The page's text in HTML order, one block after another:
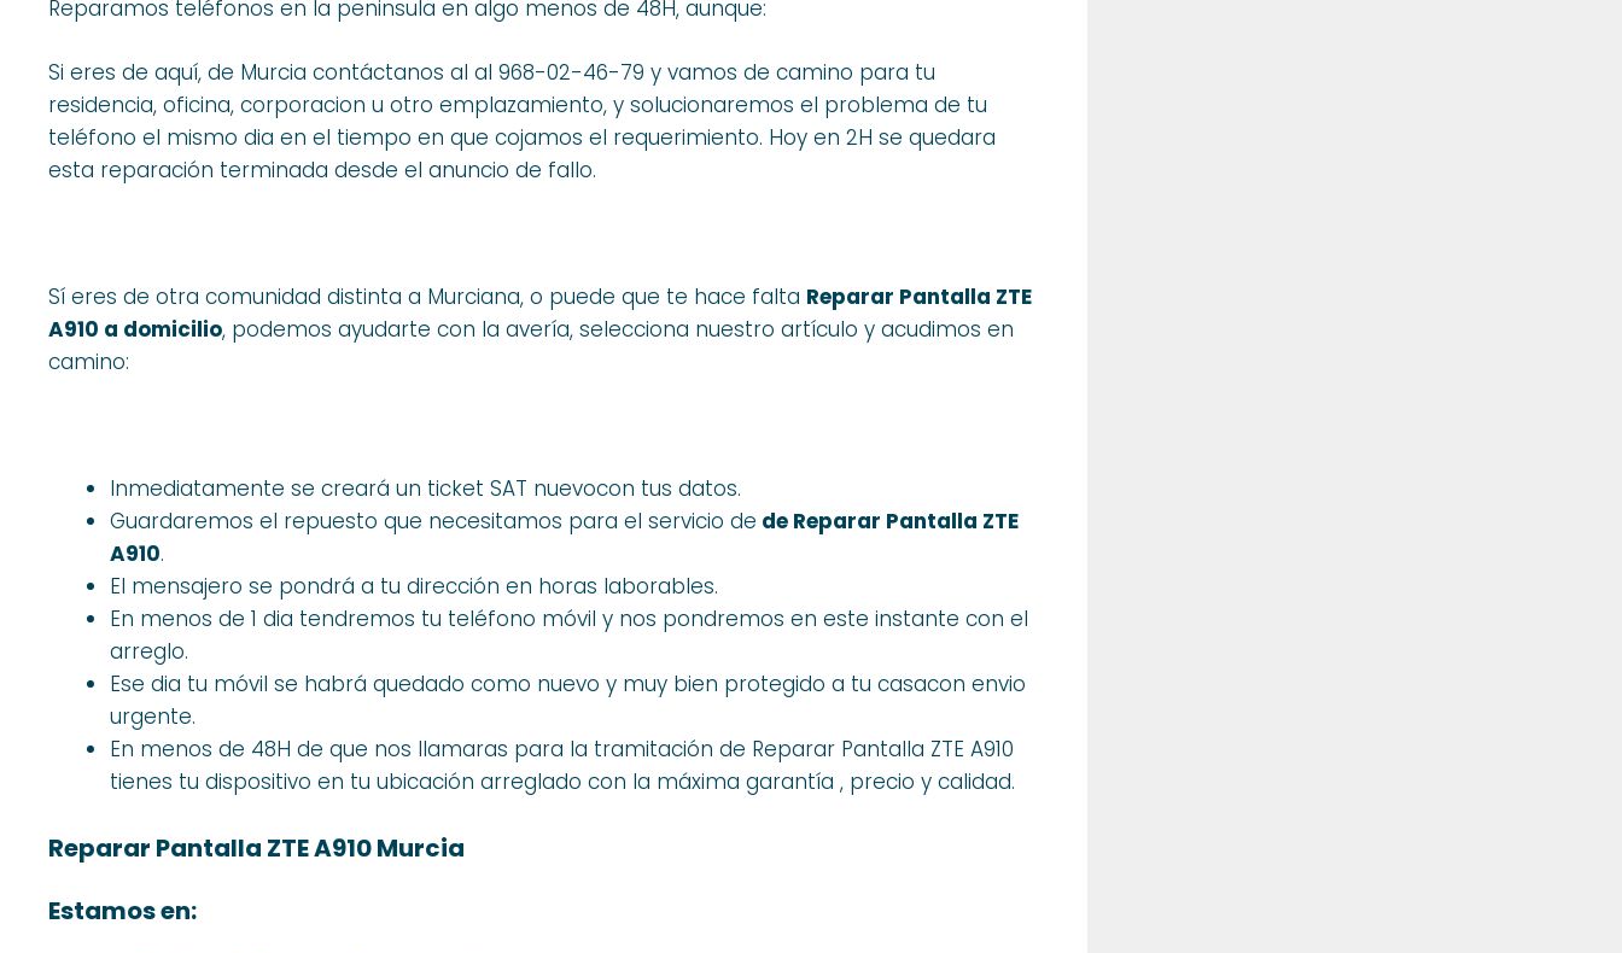
Reparamos teléfonos en la peninsula en algo menos de 48H, aunque:
Si eres de aquí, de Murcia contáctanos al al 968-02-46-79 y vamos de camino para tu
residencia, oficina, corporacion u otro emplazamiento, y solucionaremos el problema de tu
teléfono el mismo dia en el tiempo en que cojamos el requerimiento. Hoy en 2H se quedara
esta reparación terminada desde el anuncio de fallo.
Sí eres de otra comunidad distinta a Murciana, o puede que te hace falta Reparar Pantalla ZTE
A910 a domicilio, podemos ayudarte con la avería, selecciona nuestro artículo y acudimos en
camino:
Inmediatamente se creará un ticket SAT nuevocon tus datos.
Guardaremos el repuesto que necesitamos para el servicio de de Reparar Pantalla ZTE
A910.
El mensajero se pondrá a tu dirección en horas laborables.
En menos de 1 dia tendremos tu teléfono móvil y nos pondremos en este instante con el
arreglo.
Ese dia tu móvil se habrá quedado como nuevo y muy bien protegido a tu casacon envio
urgente.
En menos de 48H de que nos llamaras para la tramitación de Reparar Pantalla ZTE A910
tienes tu dispositivo en tu ubicación arreglado con la máxima garantía , precio y calidad.
Reparar Pantalla ZTE A910 Murcia
Estamos en: